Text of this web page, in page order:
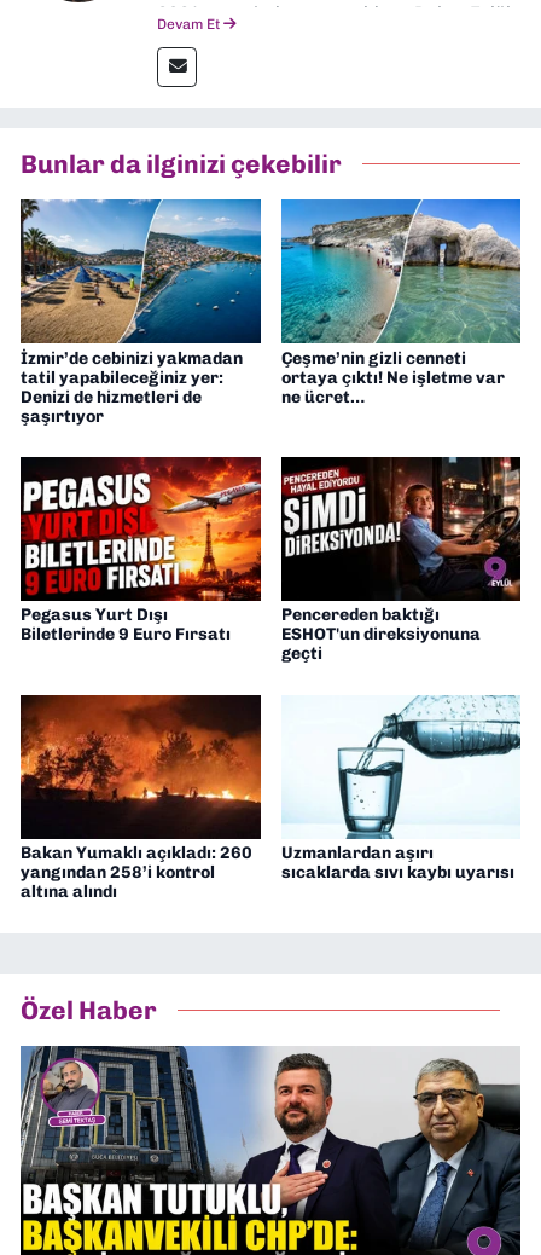
2024 senesinde mezun oldum. Dokuz Eylül
editörlük görevini de üstleniyorum.
Devam Et
Bunlar da ilginizi çekebilir
İzmir’de cebinizi yakmadan
tatil yapabileceğiniz yer:
Denizi de hizmetleri de
şaşırtıyor
Çeşme’nin gizli cenneti
ortaya çıktı! Ne işletme var
ne ücret…
Pegasus Yurt Dışı
Biletlerinde 9 Euro Fırsatı
Pencereden baktığı
ESHOT'un direksiyonuna
geçti
Bakan Yumaklı açıkladı: 260
yangından 258’i kontrol
altına alındı
Uzmanlardan aşırı
sıcaklarda sıvı kaybı uyarısı
Özel Haber